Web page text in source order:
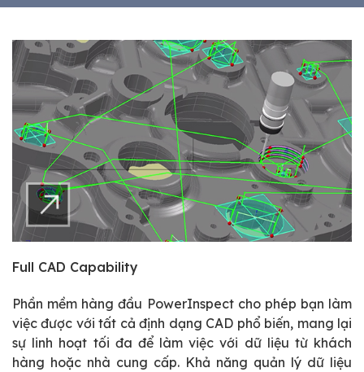
Full CAD Capability
Phần mềm hàng đầu PowerInspect cho phép bạn làm
việc được với tất cả định dạng CAD phổ biến, mang lại
sự linh hoạt tối đa để làm việc với dữ liệu từ khách
hàng hoặc nhà cung cấp. Khả năng quản lý dữ liệu